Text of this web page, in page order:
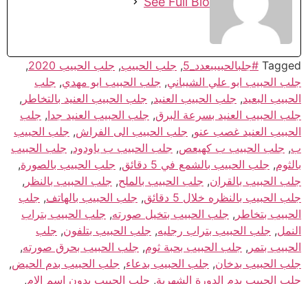
Tagged #جلبالحبيببعدد_5 , جلب الحبيب, جلب الحبيب 2020
,
جلب الحبيب ابو علي الشيباني, جلب الحبيب ابو مهدي, جلب
الحبيب البعيد, جلب الحبيب العنيد, جلب الحبيب العنيد بالتخاطر ,
جلب الحبيب العنيد بسرعة البرق, جلب الحبيب العنيد جدا, جلب
الحبيب العنيد غصب عنو, جلب الحبيب الى الفراش, جلب الحبيب
ب, جلب الحبيب ب كهيعص, جلب الحبيب ب ياودود, جلب الحبيب
بالثوم, جلب الحبيب بالشمع في 5 دقائق , جلب الحبيب بالصورة,
جلب الحبيب بالقران, جلب الحبيب بالملح, جلب الحبيب بالنظر ,
جلب الحبيب بالنظره خلال 5 دقائق
, جلب الحبيب بالهاتف, جلب
الحبيب بتخاطر , جلب الحبيب بتخيل صورته, جلب الحبيب بتراب
النمل, جلب الحبيب بتراب رجليه, جلب الحبيب بتلفون, جلب
الحبيب بتمر , جلب الحبيب بحبة ثوم, جلب الحبيب بحرق صورته,
جلب الحبيب بدخان, جلب الحبيب بدعاء, جلب الحبيب بدم الحيض,
جلب الحبيب بدم الدورة الشهرية, جلب الحبيب بدون اسم الام,